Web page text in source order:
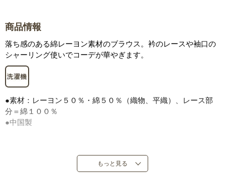
商品情報
落ち感のある綿レーヨン素材のブラウス。衿のレースや袖口の
シャーリング使いでコーデが華やぎます。
●素材：レーヨン５０％・綿５０％（織物、平織）、レース部
分＝綿１００％
●中国製
もっと見る